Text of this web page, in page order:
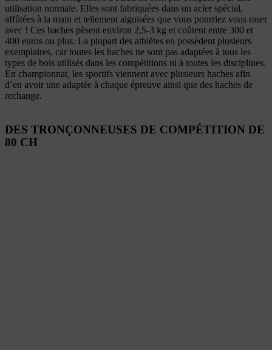
utilisation normale. Elles sont fabriquées dans un acier spécial,
affûtées à la main et tellement aiguisées que vous pourriez vous raser
avec ! Ces haches pèsent environ 2,5-3 kg et coûtent entre 300 et
400 euros ou plus. La plupart des athlètes en possèdent plusieurs
exemplaires, car toutes les haches ne sont pas adaptées à tous les
types de bois utilisés dans les compétitions ni à toutes les disciplines.
En championnat, les sportifs viennent avec plusieurs haches afin
d’en avoir une adaptée à chaque épreuve ainsi que des haches de
rechange.
DES TRONÇONNEUSES DE COMPÉTITION DE
80 CH